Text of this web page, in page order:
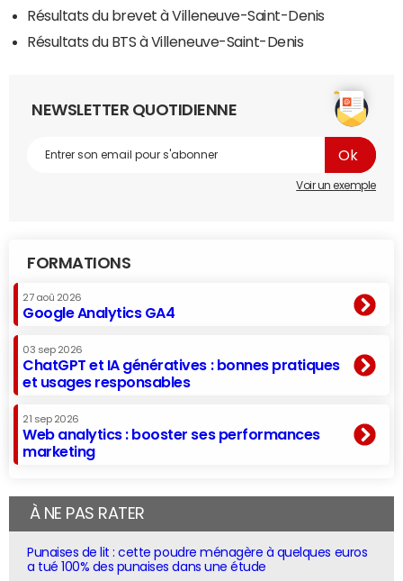
Résultats du brevet à Villeneuve-Saint-Denis
Résultats du BTS à Villeneuve-Saint-Denis
NEWSLETTER QUOTIDIENNE
Voir un exemple
FORMATIONS
27 aoû 2026
Google Analytics GA4
03 sep 2026
ChatGPT et IA génératives : bonnes pratiques
et usages responsables
21 sep 2026
Web analytics : booster ses performances
marketing
À NE PAS RATER
Punaises de lit : cette poudre ménagère à quelques euros
a tué 100% des punaises dans une étude